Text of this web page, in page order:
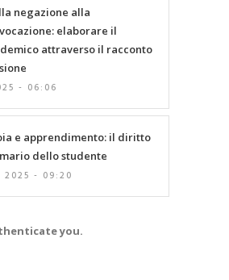
negazione alla
elaborare il
attraverso il racconto
- 06:06
e apprendimento: il diritto
dello studente
- 09:20
you.